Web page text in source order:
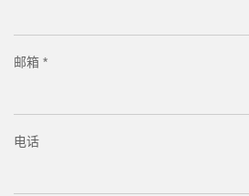
邮箱 *
电话